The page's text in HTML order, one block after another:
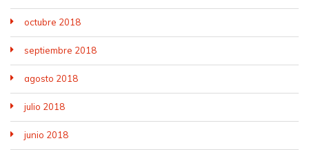
octubre 2018
septiembre 2018
agosto 2018
julio 2018
junio 2018